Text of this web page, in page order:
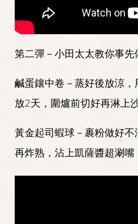
第二彈－小田太太教你事先
鹹蛋鑲中卷－蒸好後放涼
放2天，圍爐前切好再淋上
黃金起司蝦球－裹粉做好
再炸熟，沾上凱薩醬超涮嘴